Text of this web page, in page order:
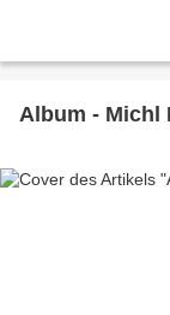
Album - Michl